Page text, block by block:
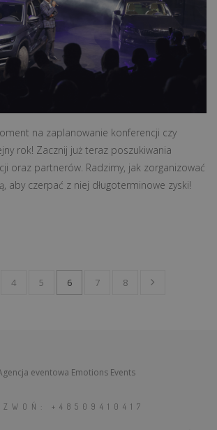
na zaplanowanie konferencji czy
rok! Zacznij już teraz poszukiwania
oraz partnerów. Radzimy, jak zorganizować
aby czerpać z niej długoterminowe zyski!
4 5 6 7 8
+48509410417